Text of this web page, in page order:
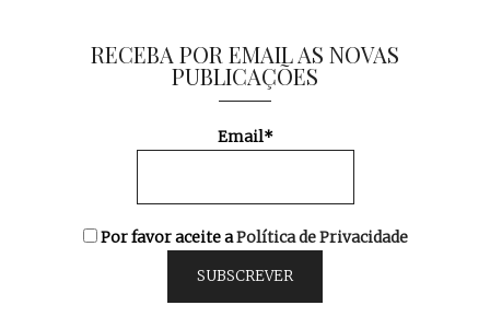
RECEBA POR EMAIL AS NOVAS
PUBLICAÇÕES
Email*
Por favor aceite aPolítica de Privacidade